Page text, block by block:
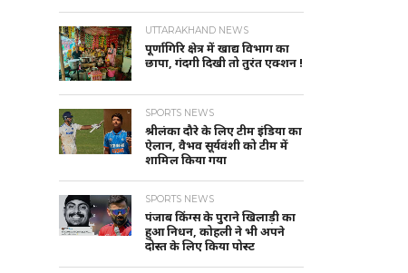
UTTARAKHAND NEWS
पूर्णागिरि क्षेत्र में खाद्य विभाग का
छापा, गंदगी दिखी तो तुरंत एक्शन !
SPORTS NEWS
श्रीलंका दौरे के लिए टीम इंडिया का
ऐलान, वैभव सूर्यवंशी को टीम में
शामिल किया गया
SPORTS NEWS
पंजाब किंग्स के पुराने खिलाड़ी का
हुआ निधन, कोहली ने भी अपने
दोस्त के लिए किया पोस्ट